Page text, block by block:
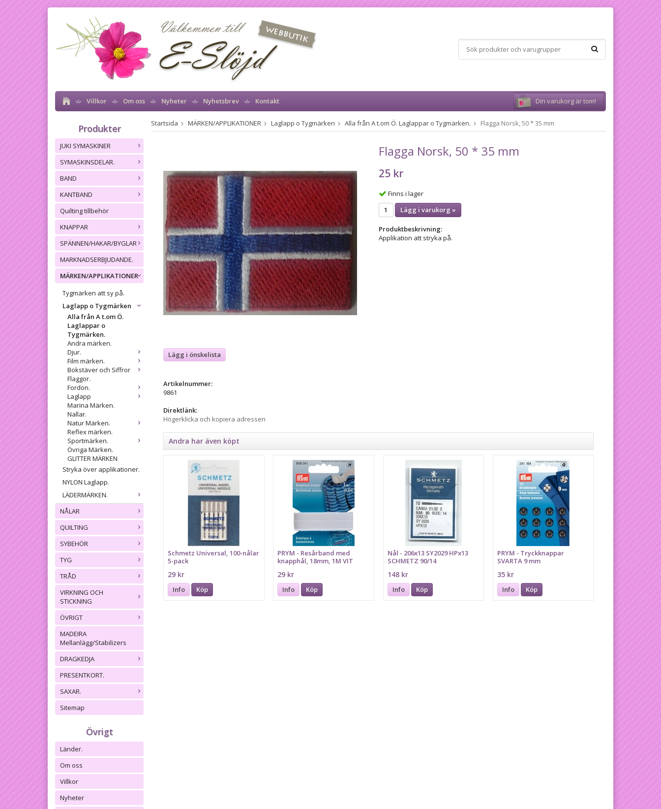
Villkor Om oss Nyheter Nyhetsbrev Kontakt Din varukorg är tom!
Produkter
JUKI SYMASKINER
SYMASKINSDELAR.
BAND
KANTBAND
Quilting tillbehör
KNAPPAR
SPÄNNEN/HAKAR/BYGLAR
MARKNADSERBJUDANDE.
MÄRKEN/APPLIKATIONER
Tygmärken att sy på.
Laglapp o Tygmärken
Alla från A t.om Ö.
Laglappar o
Tygmärken.
Andra märken.
Djur.
Film märken.
Bokstäver och Siffror
Flaggor.
Fordon.
Laglapp
Marina Märken.
Nallar.
Natur Märken.
Reflex märken.
Sportmärken.
Övriga Märken.
GLITTER MÄRKEN
Stryka över applikationer.
NYLON Laglapp.
LÄDERMÄRKEN.
NÅLAR
QUILTING
SYBEHÖR
TYG
TRÅD
VIRKNING OCH
STICKNING
ÖVRIGT
MADEIRA
Mellanlägg/Stabilizers
DRAGKEDJA
PRESENTKORT.
SAXAR.
Sitemap
Övrigt
Länder.
Om oss
Villkor
Nyheter
Startsida MÄRKEN/APPLIKATIONER Laglapp o Tygmärken Alla från A t.om Ö. Laglappar o Tygmärken. Flagga Norsk, 50 * 35 mm
Flagga Norsk, 50 * 35 mm
25 kr
Finns i lager
Lägg i varukorg »
Produktbeskrivning:
Applikation att stryka på.
Lägg i önskelista
Artikelnummer:
9861
Direktlänk:
Högerklicka och kopiera adressen
Andra har även köpt
Schmetz Universal, 100-nålar
5-pack
29 kr
Info Köp
PRYM - Resårband med
knapphål, 18mm, 1M VIT
29 kr
Info Köp
Nål - 206x13 SY2029 HPx13
SCHMETZ 90/14
148 kr
Info Köp
PRYM - Tryckknappar
SVARTA 9 mm
35 kr
Info Köp